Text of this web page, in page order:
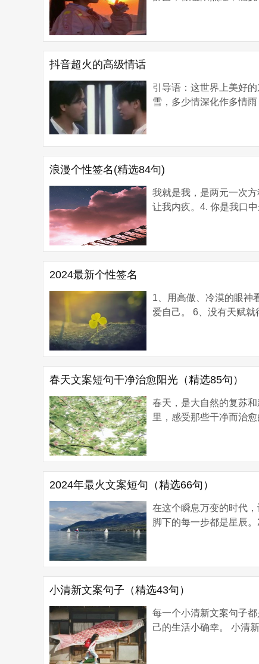
抖音超火的高级情话
引导语：这世界上美好
雪，多少情深化作多情
浪漫个性签名(精选84句)
我就是我，是两元一次
让我内疚。4. 你是我口
2024最新个性签名
1、用高傲、冷漠的眼神
爱自己。 6、没有天赋
春天文案短句干净治愈阳光（精选85句）
春天，是大自然的复苏
里，感受那些干净而治
2024年最火文案短句（精选66句）
在这个瞬息万变的时代
脚下的每一步都是星辰
小清新文案句子（精选43句）
每一个小清新文案句子
己的生活小确幸。 小清